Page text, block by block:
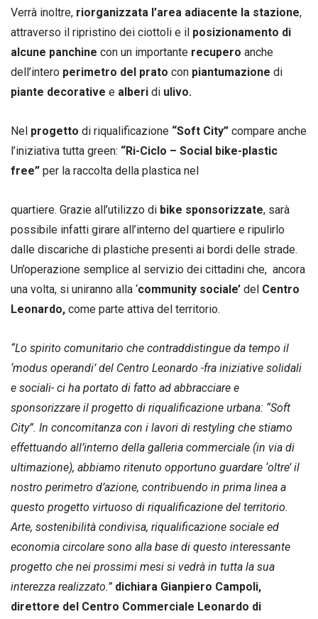
Verrà inoltre, riorganizzata l’area adiacente la stazione,
attraverso il ripristino dei ciottoli e il posizionamento di
alcune panchine con un importante recupero anche
dell’intero perimetro del prato con piantumazione di
piante decorative e alberi di ulivo.
Nel progetto di riqualificazione “Soft City” compare anche
l’iniziativa tutta green: “Ri-Ciclo – Social bike-plastic
free” per la raccolta della plastica nel
quartiere. Grazie all’utilizzo di bike sponsorizzate, sarà
possibile infatti girare all’interno del quartiere e ripulirlo
dalle discariche di plastiche presenti ai bordi delle strade.
Un’operazione semplice al servizio dei cittadini che, ancora
una volta, si uniranno alla ‘community sociale’ del Centro
Leonardo, come parte attiva del territorio.
“Lo spirito comunitario che contraddistingue da tempo il
‘modus operandi’ del Centro Leonardo -fra iniziative solidali
e sociali- ci ha portato di fatto ad abbracciare e
sponsorizzare il progetto di riqualificazione urbana: “Soft
City”. In concomitanza con i lavori di restyling che stiamo
effettuando all’interno della galleria commerciale (in via di
ultimazione), abbiamo ritenuto opportuno guardare ‘oltre’ il
nostro perimetro d’azione, contribuendo in prima linea a
questo progetto virtuoso di riqualificazione del territorio.
Arte, sostenibilità condivisa, riqualificazione sociale ed
economia circolare sono alla base di questo interessante
progetto che nei prossimi mesi si vedrà in tutta la sua
interezza realizzato.” dichiara Gianpiero Campoli,
direttore del Centro Commerciale Leonardo di